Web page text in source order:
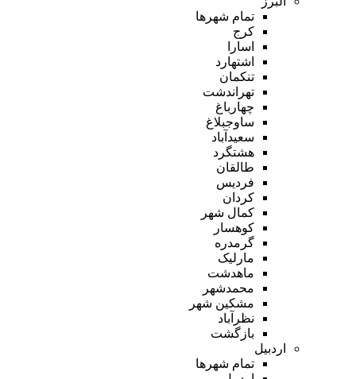
تمام شهر‌ها
کرج
اسارا
اشتهارد
تنکمان
تهراندشت
چهارباغ
ساوجبلاغ
سعیدآباد
هشتگرد
طالقان
فردیس
کردان
کمال شهر
کوهسار
گرمدره
مارلیک
ماهدشت
محمدشهر
مشکین شهر
نظرآباد
بازگشت
اردبیل
تمام شهر‌ها